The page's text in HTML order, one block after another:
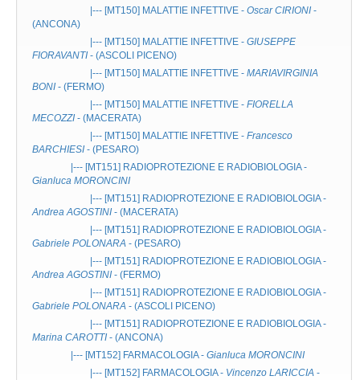
|--- [MT150] MALATTIE INFETTIVE - Oscar CIRIONI -
(ANCONA)
|--- [MT150] MALATTIE INFETTIVE - GIUSEPPE
FIORAVANTI - (ASCOLI PICENO)
|--- [MT150] MALATTIE INFETTIVE - MARIAVIRGINIA
BONI - (FERMO)
|--- [MT150] MALATTIE INFETTIVE - FIORELLA
MECOZZI - (MACERATA)
|--- [MT150] MALATTIE INFETTIVE - Francesco
BARCHIESI - (PESARO)
|--- [MT151] RADIOPROTEZIONE E RADIOBIOLOGIA-
Gianluca MORONCINI
|--- [MT151] RADIOPROTEZIONE E RADIOBIOLOGIA-
Andrea AGOSTINI- (MACERATA)
|--- [MT151] RADIOPROTEZIONE E RADIOBIOLOGIA-
Gabriele POLONARA - (PESARO)
|--- [MT151] RADIOPROTEZIONE E RADIOBIOLOGIA-
Andrea AGOSTINI - (FERMO)
|--- [MT151] RADIOPROTEZIONE E RADIOBIOLOGIA-
Gabriele POLONARA - (ASCOLI PICENO)
|--- [MT151] RADIOPROTEZIONE E RADIOBIOLOGIA-
Marina CAROTTI - (ANCONA)
|--- [MT152] FARMACOLOGIA- Gianluca MORONCINI
|--- [MT152] FARMACOLOGIA- Vincenzo LARICCIA -